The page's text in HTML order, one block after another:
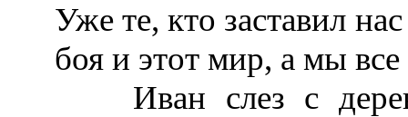
Уже те, кто заставил
боя и этот мир, а мы
Иван слез с